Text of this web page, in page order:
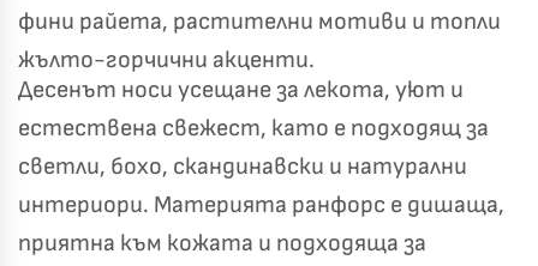
фини райета, растителни мотиви и топли
жълто-горчични акценти.
Десенът носи усещане за лекота, уют и
естествена свежест, като е подходящ за
светли, бохо, скандинавски и натурални
интериори. Материята ранфорс е дишаща,
приятна към кожата и подходяща за
🎁 Късметът избра Вас!